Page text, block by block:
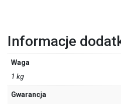
Informacje
Waga
1 kg
Gwarancja